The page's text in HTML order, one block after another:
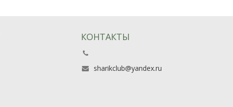
КОНТАКТЫ
sharikclub@yandex.ru